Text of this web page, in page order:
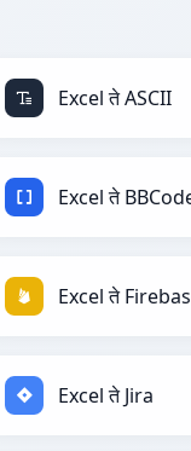
Excel ते ASCII
Excel ते
Excel ते
Excel ते Jira